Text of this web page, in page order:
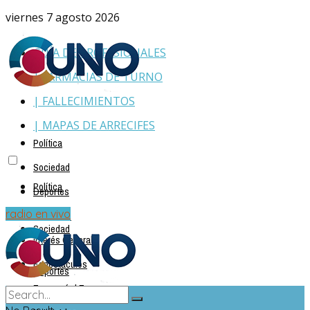
viernes 7 agosto 2026
GUÍA DE PROFESIONALES
| FARMACIAS DE TURNO
| FALLECIMIENTOS
| MAPAS DE ARRECIFES
Política
Sociedad
Deportes
Policiales
Interés General
Espectáculos
Economía | Empresas
Política
Sociedad
Deportes
radio en vivo